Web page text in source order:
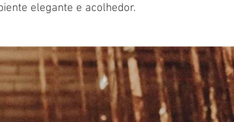
elegante e acolhedor.